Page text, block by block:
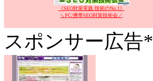
《SEO対策実践.技術のNo.1》
＼PC/携帯SEO対策技術会／
スポンサー広告*